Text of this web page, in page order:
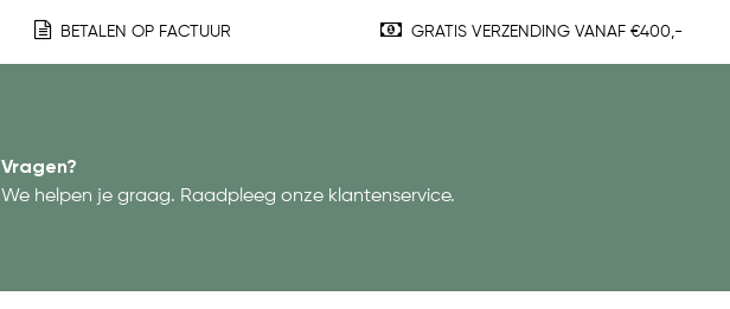
BETALEN OP FACTUUR GRATIS VERZENDING VANAF €400,-
Vragen?
We helpen je graag. Raadpleeg onze klantenservice.